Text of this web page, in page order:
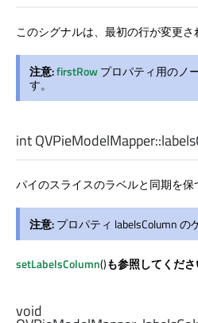
このシグナルは、最初の行が変更さ
注意:firstRowプロパティ用のノ
す。
intQVPieModelMapper::
パイのスライスのラベルと同期を保
注意:プロパティ labelsColumn の
setLabelsColumn()も参照してくだ
void